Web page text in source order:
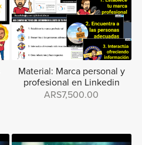
Material: Marca personal y
profesional en Linkedin
ARS7,500.00